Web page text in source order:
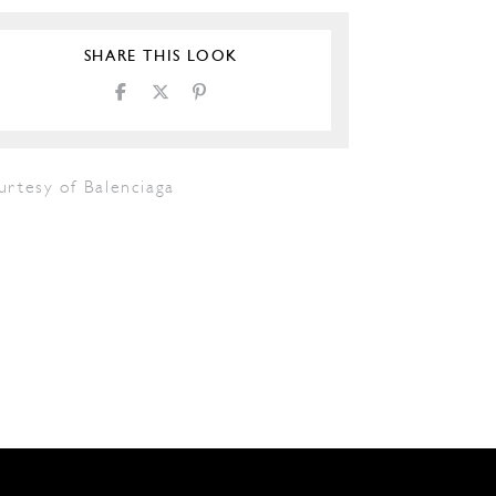
SHARE THIS LOOK
of Balenciaga